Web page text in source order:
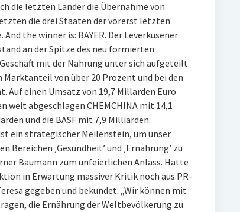
die letzten Länder die Übernahme von
die drei Staaten der vorerst letzten
the winner is: BAYER. Der Leverkusener
an der Spitze des neu formierten
mit der Nahrung unter sich aufgeteilt
von über 20 Prozent und bei den
Auf einen Umsatz von 19,7 Millarden Euro
weit abgeschlagen CHEMCHINA mit 14,1
und die BASF mit 7,9 Milliarden.
ein strategischer Meilenstein, um unser
‚Gesundheit’ und ‚Ernährung’ zu
Baumann zum unfeierlichen Anlass. Hatte
in Erwartung massiver Kritik noch aus PR-
gegeben und bekundet: „Wir können mit
die Ernährung der Weltbevölkerung zu